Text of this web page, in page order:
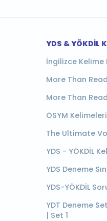
YDS & YÖKDİL
İngilizce Kelime
More Than
More Than
ÖSYM Kelimeleri
The Ultimate
YDS - YÖKDİL
YDS Deneme
YDS-YÖKDİL
YDT Deneme
| Set 1